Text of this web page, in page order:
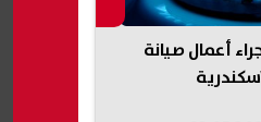
أعمال صيانة